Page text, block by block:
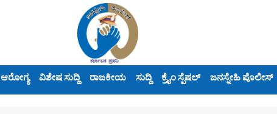
ಆರೋಗ್ಯ ವಿಶೇಷ ಸುದ್ದಿ ರಾಜಕೀಯ ಸುದ್ದಿ ಕ್ರೈಂ ಸ್ಪೆಷಲ್ ಜನಸ್ನೇಹಿ ಪೊಲೀಸ್